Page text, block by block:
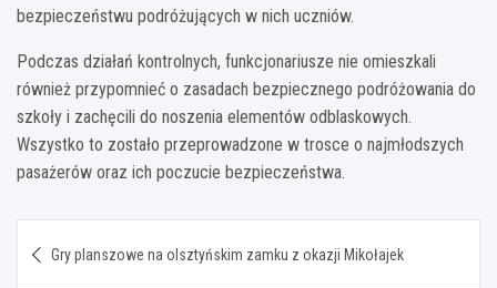
bezpieczeństwu podróżujących w nich uczniów.
Podczas działań kontrolnych, funkcjonariusze nie omieszkali
również przypomnieć o zasadach bezpiecznego podróżowania do
szkoły i zachęcili do noszenia elementów odblaskowych.
Wszystko to zostało przeprowadzone w trosce o najmłodszych
pasażerów oraz ich poczucie bezpieczeństwa.
wpisu
Gry planszowe na olsztyńskim zamku z okazji Mikołajek